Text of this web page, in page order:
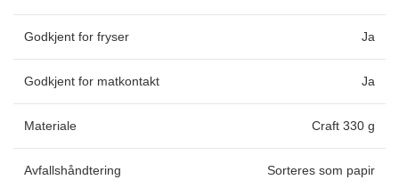
Godkjent for fryser Ja
Godkjent for matkontakt Ja
Materiale Craft 330 g
Avfallshåndtering Sorteres som papir